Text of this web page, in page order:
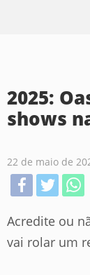
2025:
shows
22 de maio de
Acredite ou
vai rolar um